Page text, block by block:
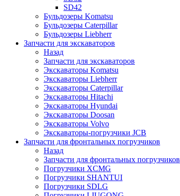
SD42
Бульдозеры Komatsu
Бульдозеры Caterpillar
Бульдозеры Liebherr
Запчасти для экскаваторов
Назад
Запчасти для экскаваторов
Экскаваторы Komatsu
Экскаваторы Liebherr
Экскаваторы Caterpillar
Экскаваторы Hitachi
Экскаваторы Hyundai
Экскаваторы Doosan
Экскаваторы Volvo
Экскаваторы-погрузчики JCB
Запчасти для фронтальных погрузчиков
Назад
Запчасти для фронтальных погрузчиков
Погрузчики XCMG
Погрузчики SHANTUI
Погрузчики SDLG